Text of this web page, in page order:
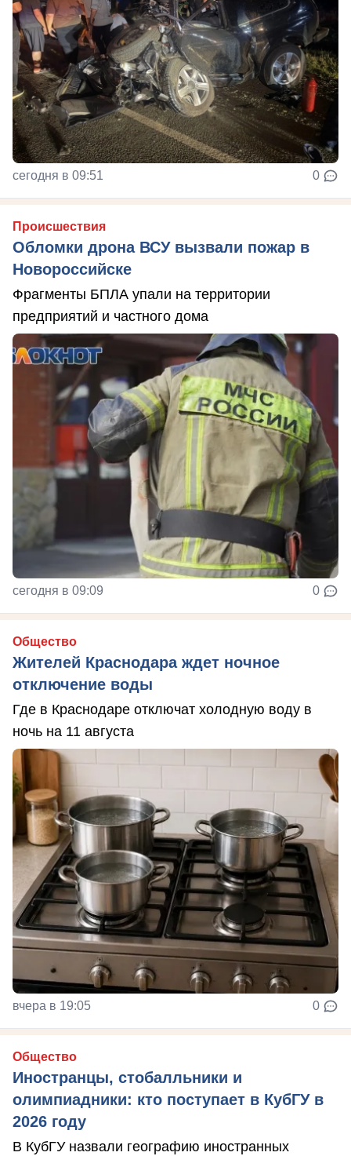
сегодня в 09:51 0
Происшествия
Обломки дрона ВСУ вызвали пожар в
Новороссийске
Фрагменты БПЛА упали на территории
предприятий и частного дома
сегодня в 09:09 0
Общество
Жителей Краснодара ждет ночное
отключение воды
Где в Краснодаре отключат холодную воду в
ночь на 11 августа
вчера в 19:05 0
Общество
Иностранцы, стобалльники и
олимпиадники: кто поступает в КубГУ в
2026 году
В КубГУ назвали географию иностранных